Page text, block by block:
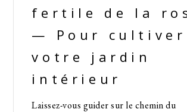
fertile de la
— Pour cultiver
votre jardin
intérieur
Laissez-vous guider sur le chemin du